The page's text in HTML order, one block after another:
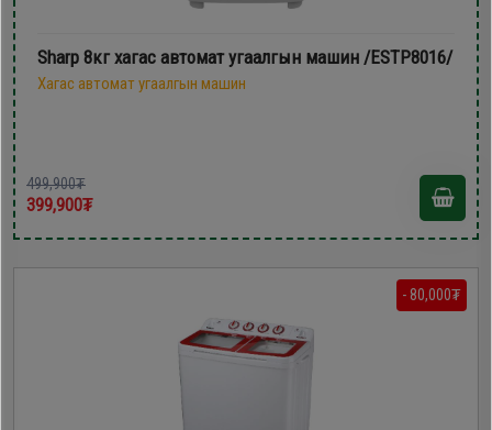
Sharp 8кг хагас автомат угаалгын машин /ESTP8016/
Хагас автомат угаалгын машин
499,900₮
399,900₮
- 80,000₮